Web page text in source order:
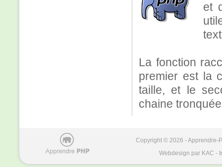
et
La fonction
premier est la
taille, et le
chaine
Copyright © 2026 - Apprendre-
Webdesign par KAC -